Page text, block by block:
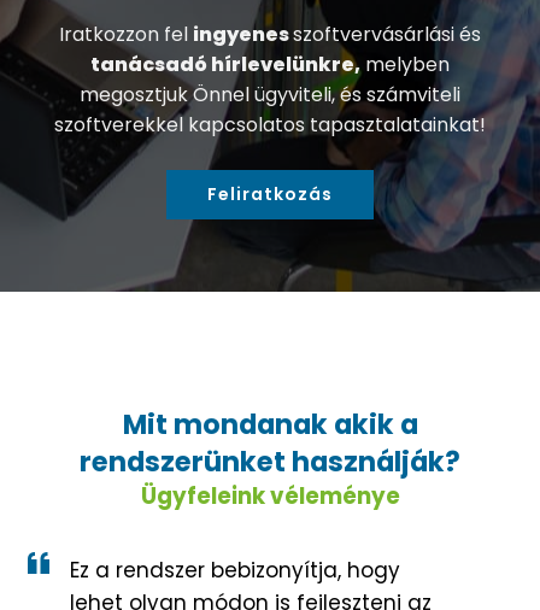
Iratkozzon fel ingyenesszoftvervásárlási és
tanácsadó hírlevelünkre,melyben
megosztjuk Önnel ügyviteli, és számviteli
szoftverekkel kapcsolatos tapasztalatainkat!
Feliratkozás
Mit mondanak akik a
rendszerünket használják?
Ügyfeleink véleménye
Ez a rendszer bebizonyítja, hogy
lehet olyan módon is fejleszteni az